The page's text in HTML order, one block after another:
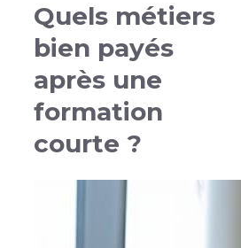
Quels métiers
bien payés
après une
formation
courte ?